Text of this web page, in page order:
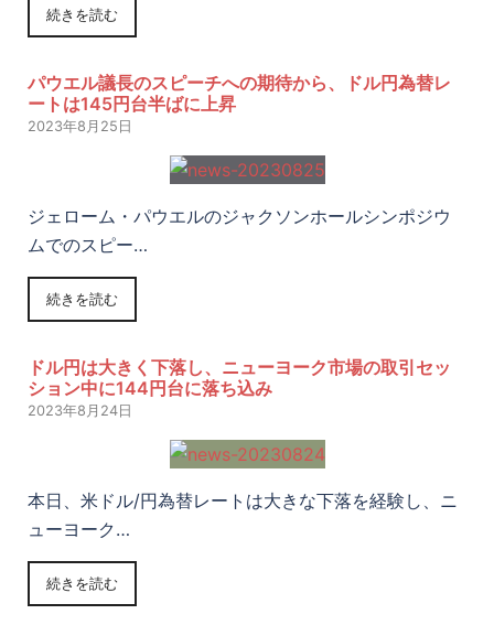
続きを読む
パウエル議長のスピーチへの期待から、ドル円為替レ
ートは145円台半ばに上昇
2023年8月25日
ジェローム・パウエルのジャクソンホールシンポジウ
ムでのスピー…
続きを読む
ドル円は大きく下落し、ニューヨーク市場の取引セッ
ション中に144円台に落ち込み
2023年8月24日
本日、米ドル/円為替レートは大きな下落を経験し、ニ
ューヨーク…
続きを読む